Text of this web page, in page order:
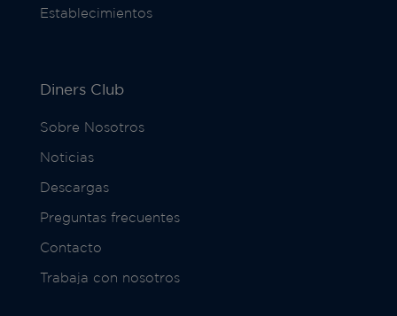
Establecimientos
Diners Club
Sobre Nosotros
Noticias
Descargas
Preguntas frecuentes
Contacto
Trabaja con nosotros